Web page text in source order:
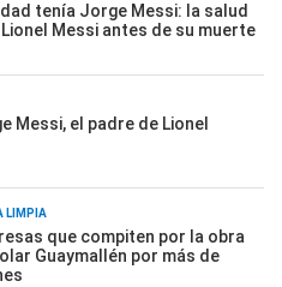
tenía Jorge Messi: la salud
Messi antes de su muerte
Messi, el padre de Lionel
LIMPIA
que compiten por la obra
Guaymallén por más de